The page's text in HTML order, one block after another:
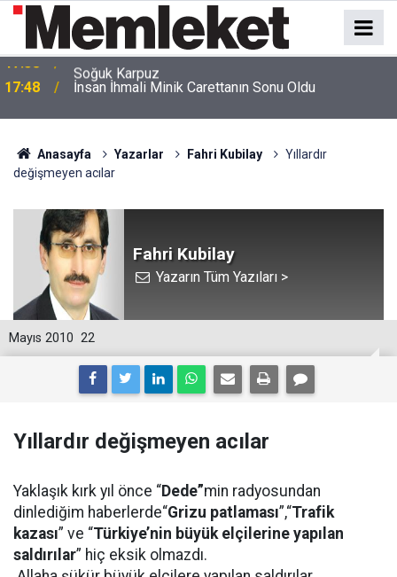
17:48 İnsan İhmali Minik Carettanın Sonu Oldu
Anasayfa Yazarlar Fahri Kubilay
Yıllardır
değişmeyen acılar
Fahri Kubilay
Yazarın Tüm Yazıları >
22
Mayıs 2010
Yıllardır değişmeyen acılar
Yaklaşık kırk yıl önce “Dede”min radyosundan
dinlediğim haberlerde“Grizu patlaması”,“Trafik
kazası” ve “Türkiye’nin büyük elçilerine yapılan
saldırılar” hiç eksik olmazdı.